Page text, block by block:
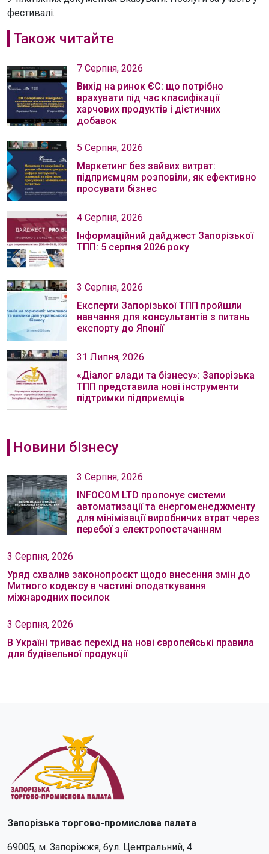
фестивалі.
Також читайте
7 Серпня, 2026
Вихід на ринок ЄС: що потрібно
врахувати під час класифікації
харчових продуктів і дієтичних
добавок
5 Серпня, 2026
Маркетинг без зайвих витрат:
підприємцям розповіли, як ефективно
просувати бізнес
4 Серпня, 2026
Інформаційний дайджест Запорізької
ТПП: 5 серпня 2026 року
3 Серпня, 2026
Експерти Запорізької ТПП пройшли
навчання для консультантів з питань
експорту до Японії
31 Липня, 2026
«Діалог влади та бізнесу»: Запорізька
ТПП представила нові інструменти
підтримки підприємців
Новини бізнесу
3 Серпня, 2026
INFOCOM LTD пропонує системи
автоматизації та енергоменеджменту
для мінімізації виробничих втрат через
перебої з електропостачанням
3 Серпня, 2026
Уряд схвалив законопроєкт щодо внесення змін до
Митного кодексу в частині оподаткування
міжнародних посилок
3 Серпня, 2026
В Україні триває перехід на нові європейські правила
для будівельної продукції
Запорізька торгово-промислова палата
69005, м. Запоріжжя, бул. Центральний, 4